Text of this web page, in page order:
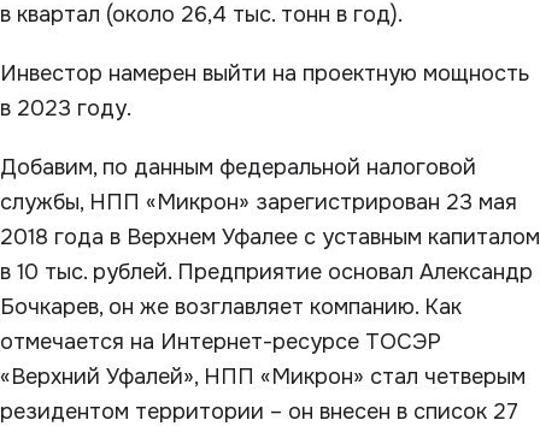
в квартал (около 26,4 тыс. тонн в год).
Инвестор намерен выйти на проектную мощность
в 2023 году.
Добавим, по данным федеральной налоговой
службы, НПП «Микрон» зарегистрирован 23 мая
2018 года в Верхнем Уфалее с уставным капиталом
в 10 тыс. рублей. Предприятие основал Александр
Бочкарев, он же возглавляет компанию. Как
отмечается на Интернет-ресурсе ТОСЭР
«Верхний Уфалей», НПП «Микрон» стал четверым
резидентом территории – он внесен в список 27